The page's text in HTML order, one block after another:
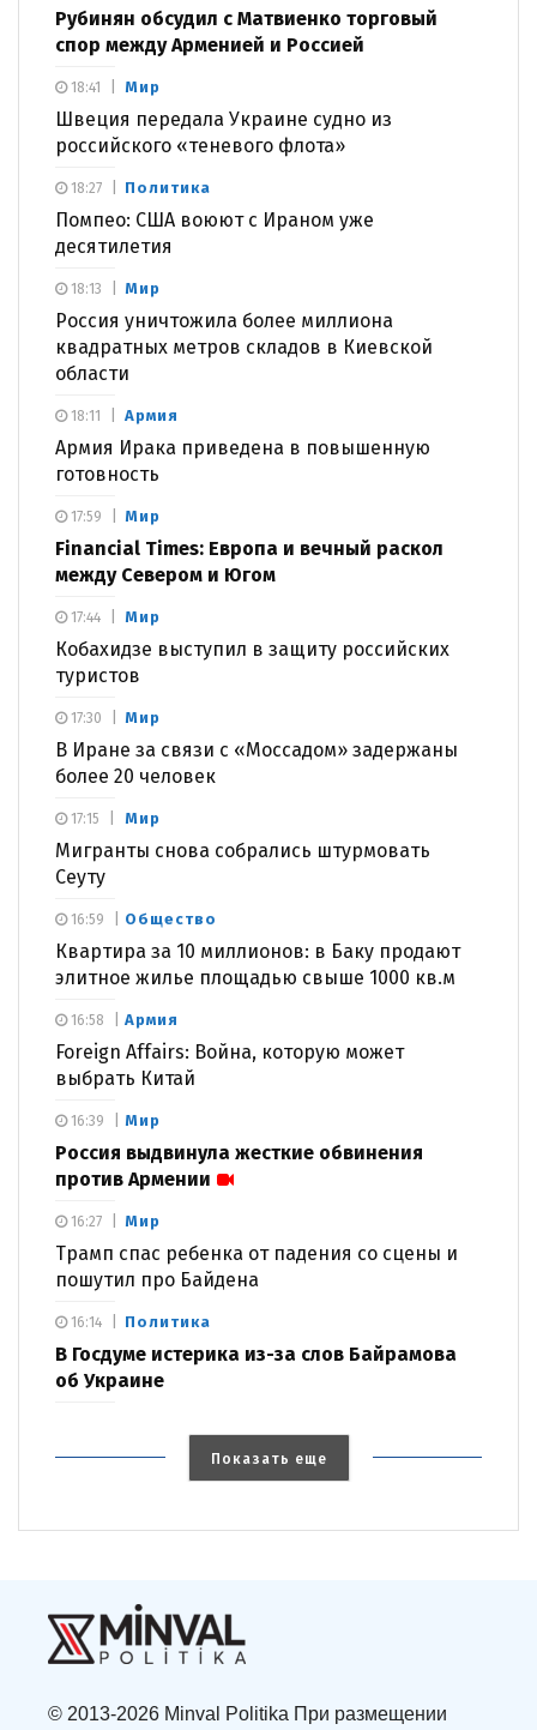
Рубинян обсудил с Матвиенко торговый
спор между Арменией и Россией
Мир
Швеция передала Украине судно из
российского «теневого флота»
18:41
Политика
Помпео: США воюют с Ираном уже
десятилетия
18:27
Мир
Россия уничтожила более миллиона
квадратных метров складов в Киевской
области
18:13
Армия
Армия Ирака приведена в повышенную
готовность
18:11
Мир
Financial Times: Европа и вечный раскол
между Севером и Югом
17:59
Мир
Кобахидзе выступил в защиту российских
туристов
17:44
Мир
В Иране за связи с «Моссадом» задержаны
более 20 человек
17:30
Мир
Мигранты снова собрались штурмовать
Сеуту
17:15
Общество
Квартира за 10 миллионов: в Баку продают
элитное жилье площадью свыше 1000 кв.м
16:59
Армия
Foreign Affairs: Война, которую может
выбрать Китай
16:58
Мир
Россия выдвинула жесткие обвинения
против Армении
16:39
Мир
Трамп спас ребенка от падения со сцены и
пошутил про Байдена
16:27
Политика
В Госдуме истерика из-за слов Байрамова
об Украине
16:14
Показать еще
© 2013-2026 Minval Politika При размещении